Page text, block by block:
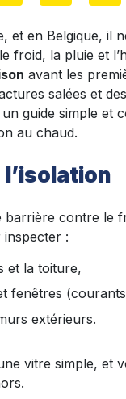
et en Belgique, il
froid, la pluie et
avant les
salées et
guide simple et
au chaud.
l’isolation
barrière contre le
inspecter :
et la toiture,
fenêtres (courants
extérieurs.
vitre simple, et